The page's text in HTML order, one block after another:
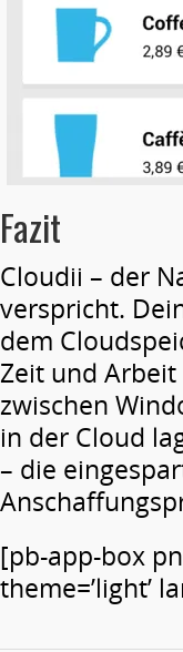
Fazit
Cloudii – der
verspricht.
dem
Zeit und
zwischen
in der Cloud
– die
[pb-app-box
theme=’light’